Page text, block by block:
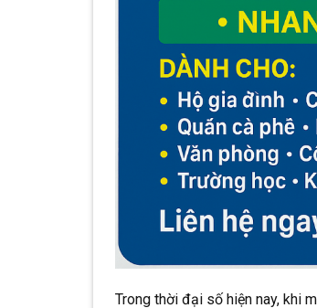
Trong thời đại số hiện nay, khi